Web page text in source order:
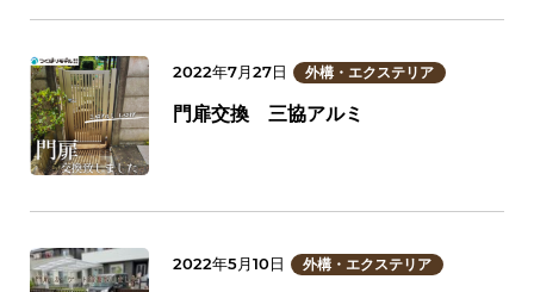
2022年7月27日 外構・エクステリア
門扉交換 三協アルミ
2022年5月10日 外構・エクステリア